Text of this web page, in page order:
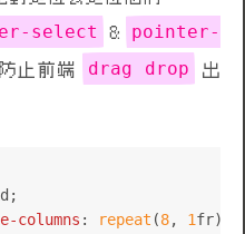
select &
pointer-
防止前端 drag drop
出
columns : repeat (8, 1fr);